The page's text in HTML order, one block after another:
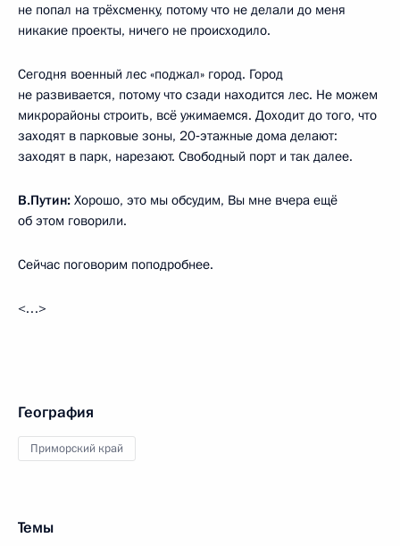
не попал на трёхсменку, потому что не делали до меня
никакие проекты, ничего не происходило.
Сегодня военный лес «поджал» город. Город
не развивается, потому что сзади находится лес. Не можем
микрорайоны строить, всё ужимаемся. Доходит до того, что
заходят в парковые зоны, 20‑этажные дома делают:
заходят в парк, нарезают. Свободный порт и так далее.
В.Путин: Хорошо, это мы обсудим, Вы мне вчера ещё
об этом говорили.
Сейчас поговорим поподробнее.
<…>
География
Приморский край
Темы